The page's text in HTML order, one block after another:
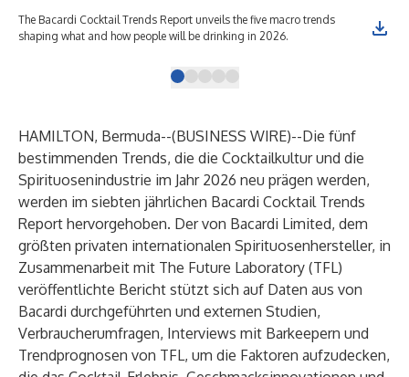
The Bacardi Cocktail Trends Report unveils the five macro trends
shaping what and how people will be drinking in 2026.
HAMILTON, Bermuda--(BUSINESS WIRE)--Die fünf
bestimmenden Trends, die die Cocktailkultur und die
Spirituosenindustrie im Jahr 2026 neu prägen werden,
werden im siebten jährlichen Bacardi Cocktail Trends
Report hervorgehoben. Der von Bacardi Limited, dem
größten privaten internationalen Spirituosenhersteller, in
Zusammenarbeit mit The Future Laboratory (TFL)
veröffentlichte Bericht stützt sich auf Daten aus von
Bacardi durchgeführten und externen Studien,
Verbraucherumfragen, Interviews mit Barkeepern und
Trendprognosen von TFL, um die Faktoren aufzudecken,